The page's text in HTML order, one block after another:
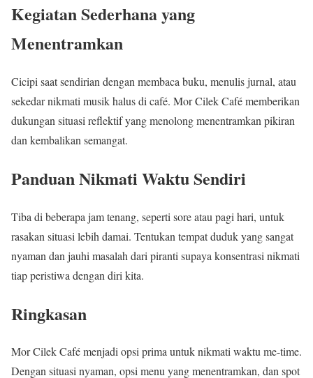
Kegiatan Sederhana yang
Menentramkan
Cicipi saat sendirian dengan membaca buku, menulis jurnal, atau
sekedar nikmati musik halus di café. Mor Cilek Café memberikan
dukungan situasi reflektif yang menolong menentramkan pikiran
dan kembalikan semangat.
Panduan Nikmati Waktu Sendiri
Tiba di beberapa jam tenang, seperti sore atau pagi hari, untuk
rasakan situasi lebih damai. Tentukan tempat duduk yang sangat
nyaman dan jauhi masalah dari piranti supaya konsentrasi nikmati
tiap peristiwa dengan diri kita.
Ringkasan
Mor Cilek Café menjadi opsi prima untuk nikmati waktu me-time.
Dengan situasi nyaman, opsi menu yang menentramkan, dan spot